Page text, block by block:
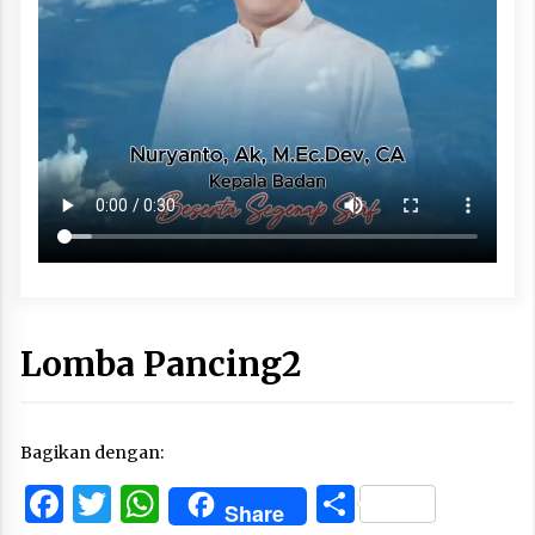
Lomba Pancing2
Bagikan dengan:
Facebook
Twitter
WhatsApp
Share Share